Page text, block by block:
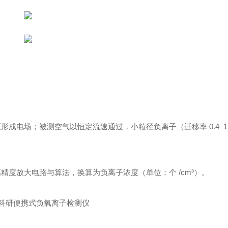
成电场；被测空气以恒定流速通过，小粒径负离子（迁移率
放大电路与算法，换算为负离子浓度（单位：个 /cm³）。